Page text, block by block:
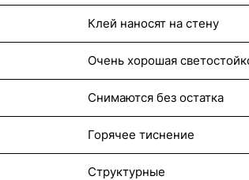
Клей наносят на стену
Очень хорошая
Снимаются без остатка
Горячее тиснение
Структурные